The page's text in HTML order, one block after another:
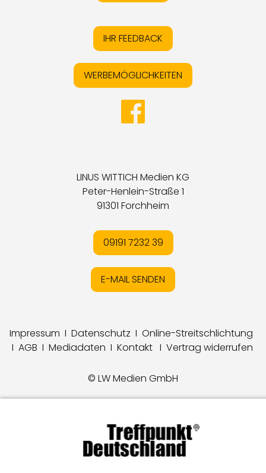
IHR FEEDBACK
WERBEMÖGLICHKEITEN
LINUS WITTICH Medien KG
Peter-Henlein-Straße 1
91301 Forchheim
09191 7232 39
E-MAIL SENDEN
Impressum I Datenschutz I Online-Streitschlichtung
I AGB I Mediadaten I Kontakt I Vertrag widerrufen
© LW Medien GmbH